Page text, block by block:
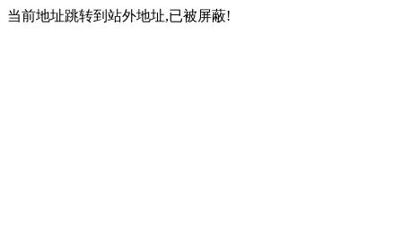
当前地址跳转到站外地址,已被屏蔽!